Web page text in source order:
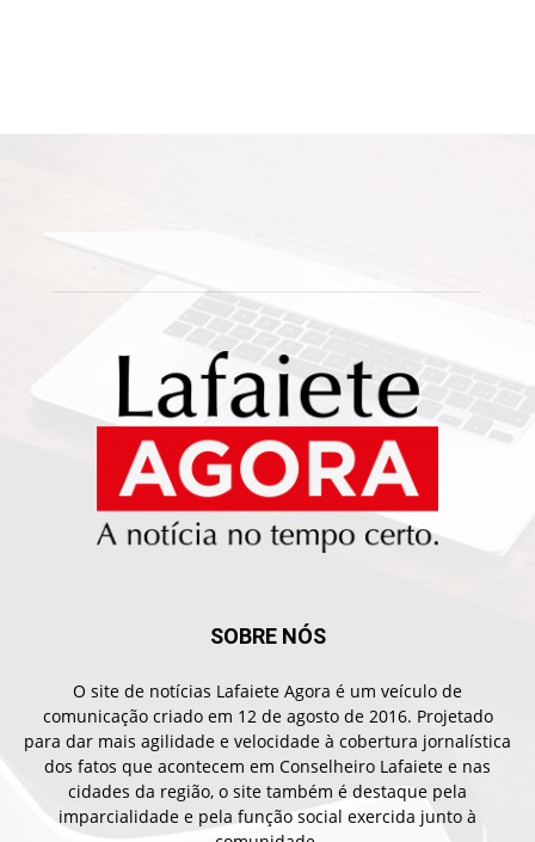
SOBRE NÓS
O site de notícias Lafaiete Agora é um veículo de
comunicação criado em 12 de agosto de 2016. Projetado
para dar mais agilidade e velocidade à cobertura jornalística
dos fatos que acontecem em Conselheiro Lafaiete e nas
cidades da região, o site também é destaque pela
imparcialidade e pela função social exercida junto à